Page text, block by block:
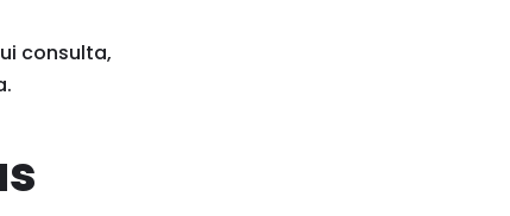
consulta,